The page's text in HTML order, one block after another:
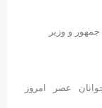
و وزیر
عصر امروز